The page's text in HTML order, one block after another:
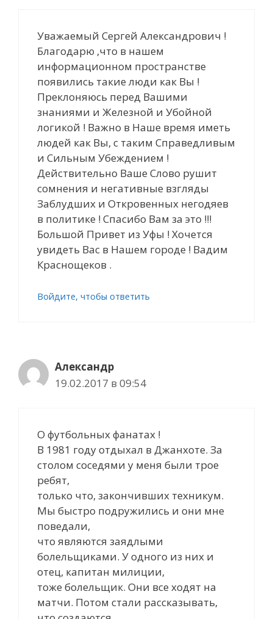
Уважаемый Сергей Александрович !
Благодарю ,что в нашем
информационном пространстве
появились такие люди как Вы !
Преклоняюсь перед Вашими
знаниями и Железной и Убойной
логикой ! Важно в Наше время иметь
людей как Вы, с таким Справедливым
и Сильным Убеждением !
Действительно Ваше Слово рушит
сомнения и негативные взгляды
Заблудших и Откровенных негодяев
в политике ! Спасибо Вам за это !!!
Большой Привет из Уфы ! Хочется
увидеть Вас в Нашем городе ! Вадим
Краснощеков .
Войдите, чтобы ответить
Александр
19.02.2017 в 09:54
О футбольных фанатах !
В 1981 году отдыхал в Джанхоте. За
столом соседями у меня были трое
ребят,
только что, закончивших техникум.
Мы быстро подружились и они мне
поведали,
что являются заядлыми
болельщиками. У одного из них и
отец, капитан милиции,
тоже болельщик. Они все ходят на
матчи. Потом стали рассказывать,